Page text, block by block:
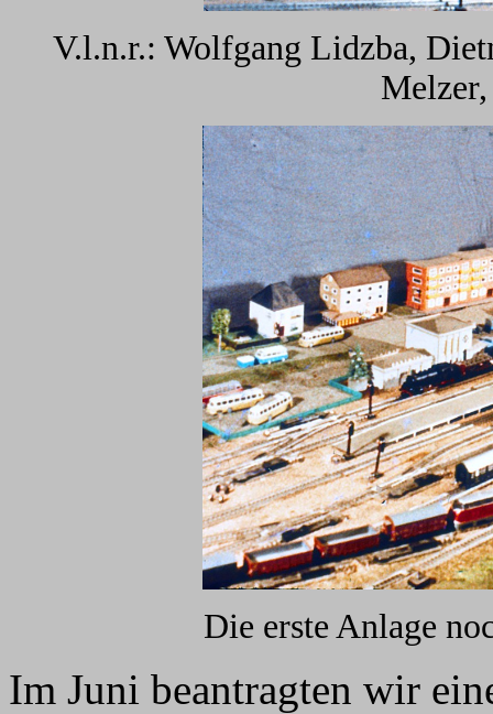
V.l.n.r.: Wolfgang Lidzba,
Die erste Anlage
Im Juni beantragten wir